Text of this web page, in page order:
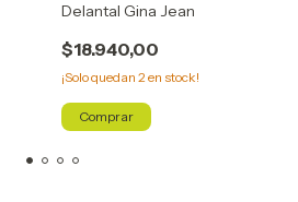
Delantal Gina Jean
$18.940,00
¡Solo quedan 2en stock!
Comprar